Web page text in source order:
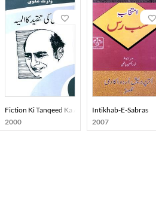
E-Aahan Doctor Murli Manohar Joshi
Fiction Ki Tanqeed Ka Almiya
2000
Intikhab-E-Sabras
2007